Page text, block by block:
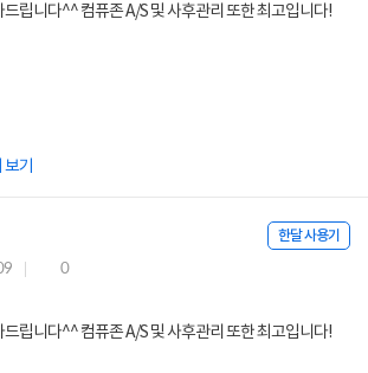
드립니다^^ 컴퓨존 A/S 및 사후관리 또한 최고입니다!
기
한달 사용기
0
드립니다^^ 컴퓨존 A/S 및 사후관리 또한 최고입니다!